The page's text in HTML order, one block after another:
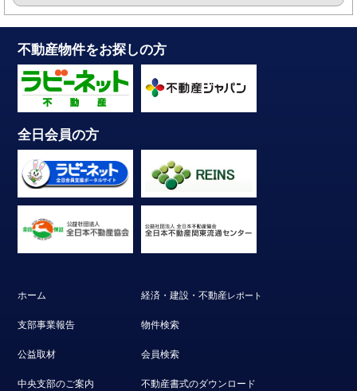
不動産物件をお探しの方
全日会員の方
ホーム
支部事業報告
公益取材
中央支部のご案内
経済・建設・不動産レポート
物件検索
会員検索
不動産書式のダウンロード